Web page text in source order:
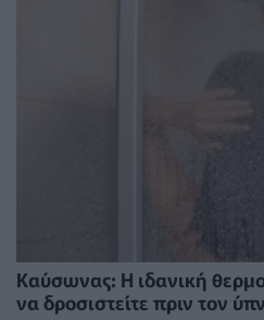
⁠Καύσωνας: Η ιδανική
να δροσιστείτε πριν τον